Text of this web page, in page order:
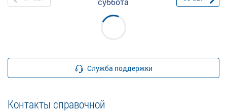
Служба поддержки
Контакты справочной